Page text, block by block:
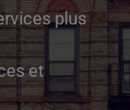
plus
et